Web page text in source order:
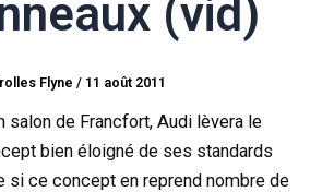
(vid)
Flyne/ 11 août 2011
salon de Francfort, Audi lèvera le
bien éloigné de ses standards
si ce concept en reprend nombre de